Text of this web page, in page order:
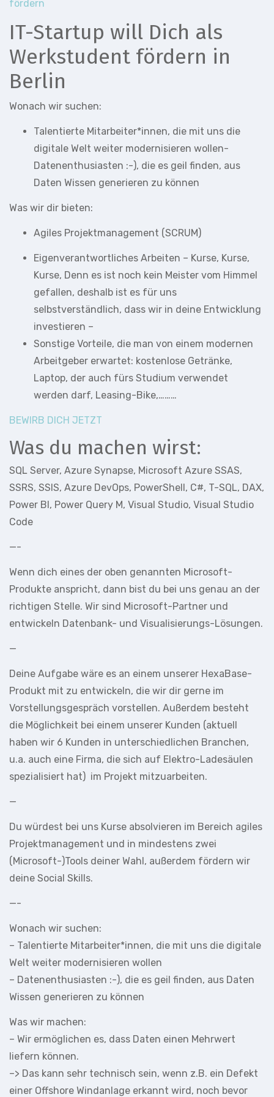
fördern
IT-Startup will Dich als
Werkstudent fördern in
Berlin
Wonach wir suchen:
Talentierte Mitarbeiter*innen, die mit uns die
digitale Welt weiter modernisieren wollen-
Datenenthusiasten :-), die es geil finden, aus
Daten Wissen generieren zu können
Was wir dir bieten:
Agiles Projektmanagement (SCRUM)
Eigenverantwortliches Arbeiten – Kurse, Kurse,
Kurse, Denn es ist noch kein Meister vom Himmel
gefallen, deshalb ist es für uns
selbstverständlich, dass wir in deine Entwicklung
investieren –
Sonstige Vorteile, die man von einem modernen
Arbeitgeber erwartet: kostenlose Getränke,
Laptop, der auch fürs Studium verwendet
werden darf, Leasing-Bike,………
BEWIRB DICH JETZT
Was du machen wirst:
SQL Server, Azure Synapse, Microsoft Azure SSAS,
SSRS, SSIS, Azure DevOps, PowerShell, C#, T-SQL, DAX,
Power BI, Power Query M, Visual Studio, Visual Studio
Code
—-
Wenn dich eines der oben genannten Microsoft-
Produkte anspricht, dann bist du bei uns genau an der
richtigen Stelle. Wir sind Microsoft-Partner und
entwickeln Datenbank- und Visualisierungs-Lösungen.
—
Deine Aufgabe wäre es an einem unserer HexaBase-
Produkt mit zu entwickeln, die wir dir gerne im
Vorstellungsgespräch vorstellen. Außerdem besteht
die Möglichkeit bei einem unserer Kunden (aktuell
haben wir 6 Kunden in unterschiedlichen Branchen,
u.a. auch eine Firma, die sich auf Elektro-Ladesäulen
spezialisiert hat) im Projekt mitzuarbeiten.
—
Du würdest bei uns Kurse absolvieren im Bereich agiles
Projektmanagement und in mindestens zwei
(Microsoft-)Tools deiner Wahl, außerdem fördern wir
deine Social Skills.
—-
Wonach wir suchen:
– Talentierte Mitarbeiter*innen, die mit uns die digitale
Welt weiter modernisieren wollen
– Datenenthusiasten :-), die es geil finden, aus Daten
Wissen generieren zu können
Was wir machen:
– Wir ermöglichen es, dass Daten einen Mehrwert
liefern können.
–> Das kann sehr technisch sein, wenn z.B. ein Defekt
einer Offshore Windanlage erkannt wird, noch bevor